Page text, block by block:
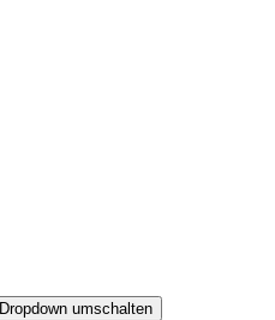
Dropdown umschalten